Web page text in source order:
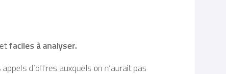
etfaciles à analyser.
appels d’offres auxquels on n’aurait pas